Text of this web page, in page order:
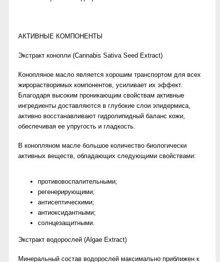
АКТИВНЫЕ КОМПОНЕНТЫ
Экстракт конопли (Cannabis Sativa Seed Extract)
Конопляное масло является хорошим транспортом для всех
жирорастворимых компонентов, усиливает их эффект.
Благодаря высоким проникающим свойствам активные
ингредиенты доставляются в глубокие слои эпидермиса,
активно восстанавливают гидролипидный баланс кожи,
обеспечивая ее упругость и гладкость.
В конопляном масле большое количество биологически
активных веществ, обладающих следующими свойствами:
противовоспалительными;
регенерирующими;
антисептическими;
антиоксидантными;
солнцезащитными.
Экстракт водорослей (Algae Extract)
Минеральный состав водорослей максимально приближен к